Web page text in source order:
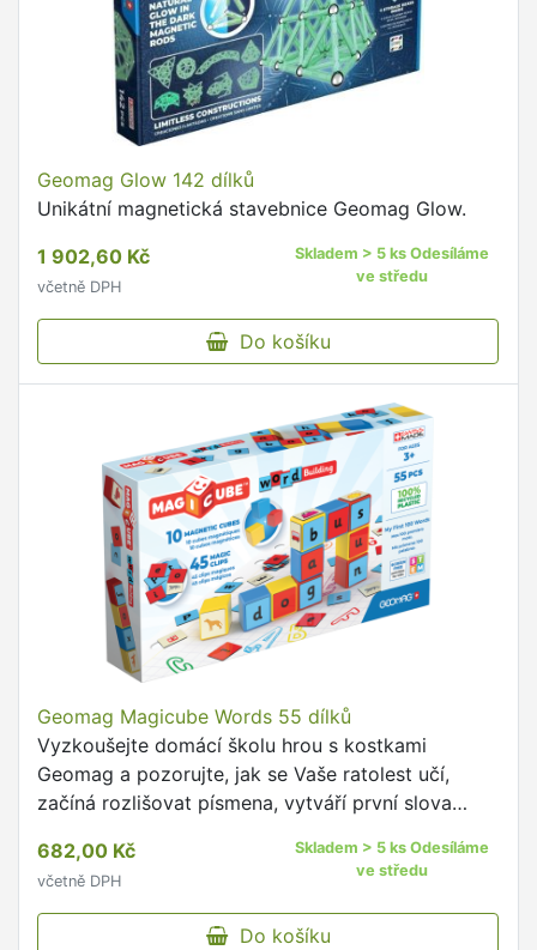
Geomag Glow 142 dílků
Unikátní magnetická stavebnice Geomag Glow.
1 902,60 Kč
včetně DPH
Skladem > 5 ks Odesíláme
ve středu
Do košíku
Geomag Magicube Words 55 dílků
Vyzkoušejte domácí školu hrou s kostkami
Geomag a pozorujte, jak se Vaše ratolest učí,
začíná rozlišovat písmena, vytváří první slova
682,00 Kč
včetně DPH
Skladem > 5 ks Odesíláme
ve středu
Do košíku